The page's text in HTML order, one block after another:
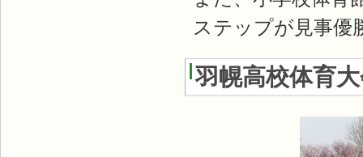
ステップが見事優
羽幌高校体育